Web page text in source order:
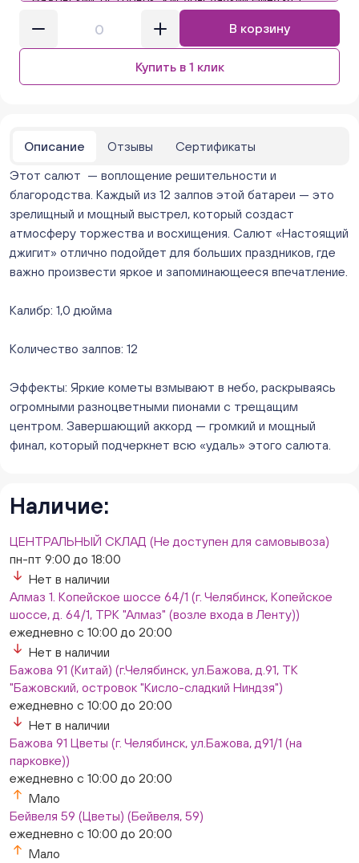
ежедневно с 10:00 до 20:00
Нет в наличии
Бажова 91 Цветы (г. Челябинск, ул.Бажова, д91/1 (на
ежедневно с 10:00 до 20:00
ежедневно с 10:00 до 20:00
Краснопольский 13г (Цветы) (Краснопольский, 13Г)
ежедневно с 10:00 до 20:00
Мало
Молния Зоопарк - Труда,166 (ул. Труда,166/5)
ежедневно с 10:00 до 20:00
Невский. Черкасская 17 (г. Челябинск, ул.
ежедневно с 10:00 до 20:00
Овчинникова, д 12 (Челябинск, улица Овчинникова,
ежедневно с 10:00 до 20:00
Мало
Слава. Копейск, пр.Славы 8/1 (Копейск, пр. Славы
8/1, ТЦ "Слава")
Мало
5/3)
ежедневно с 10:00 до 20:00
Мало
В корзину
Купить в 1 клик
Описание Отзывы
Сертификаты
Этот салют — воплощение решительности и
благородства. Каждый из 12 залпов этой батареи — это
зрелищный и мощный выстрел, который создаст
атмосферу торжества и восхищения. Салют «Настоящий
джигит» отлично подойдет для больших праздников, где
важно произвести яркое и запоминающееся впечатление.
Калибр: 1,0 дюйма
Количество залпов: 12
Эффекты: Яркие кометы взмывают в небо, раскрываясь
огромными разноцветными пионами с трещащим
центром. Завершающий аккорд — громкий и мощный
финал, который подчеркнет всю «удаль» этого салюта.
Наличие:
ЦЕНТРАЛЬНЫЙ СКЛАД (Не доступен для самовывоза)
пн-пт 9:00 до 18:00
Нет в наличии
Алмаз 1. Копейское шоссе 64/1 (г. Челябинск, Копейское
шоссе, д. 64/1, ТРК "Алмаз" (возле входа в Ленту))
ежедневно с 10:00 до 20:00
Нет в наличии
Бажова 91 (Китай) (г.Челябинск, ул.Бажова, д.91, ТК
"Бажовский, островок "Кисло-сладкий Ниндзя")
ежедневно с 10:00 до 20:00
Нет в наличии
Бажова 91 Цветы (г. Челябинск, ул.Бажова, д91/1 (на
парковке))
ежедневно с 10:00 до 20:00
Мало
Бейвеля 59 (Цветы) (Бейвеля, 59)
ежедневно с 10:00 до 20:00
Мало